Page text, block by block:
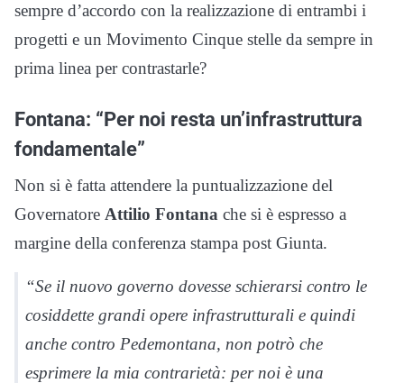
sempre d’accordo con la realizzazione di entrambi i
progetti e un Movimento Cinque stelle da sempre in
prima linea per contrastarle?
Fontana: “Per noi resta un’infrastruttura
fondamentale”
Non si è fatta attendere la puntualizzazione del
Governatore Attilio Fontana che si è espresso a
margine della conferenza stampa post Giunta.
“Se il nuovo governo dovesse schierarsi contro le
cosiddette grandi opere infrastrutturali e quindi
anche contro Pedemontana, non potrò che
esprimere la mia contrarietà: per noi è una